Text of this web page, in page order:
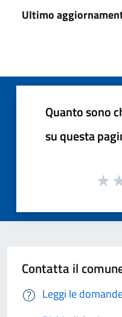
Ultimo
Quanto sono
su questa
Contatta il
Leggi le